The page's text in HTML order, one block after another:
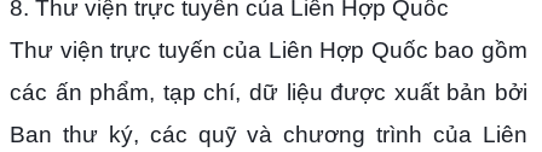
8. Thư viện trực tuyến của Liên Hợp Quốc
Thư viện trực tuyến của Liên Hợp Quốc bao gồm
các ấn phẩm, tạp chí, dữ liệu được xuất bản bởi
Ban thư ký, các quỹ và chương trình của Liên